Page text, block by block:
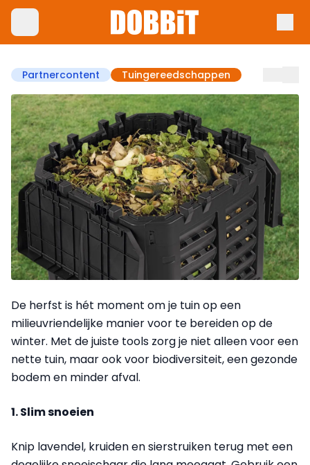
Partnercontent Tuingereedschappen
De herfst is hét moment om je tuin op een
milieuvriendelijke manier voor te bereiden op de
winter. Met de juiste tools zorg je niet alleen voor een
nette tuin, maar ook voor biodiversiteit, een gezonde
bodem en minder afval.
1. Slim snoeien
Knip lavendel, kruiden en sierstruiken terug met een